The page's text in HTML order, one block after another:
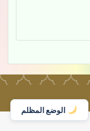
الوضع المظلم